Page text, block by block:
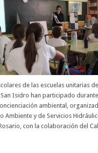
de las escuelas unitarias
Isidro han participado
ambiental,
Ambiente y de Servicios
con la colaboración del